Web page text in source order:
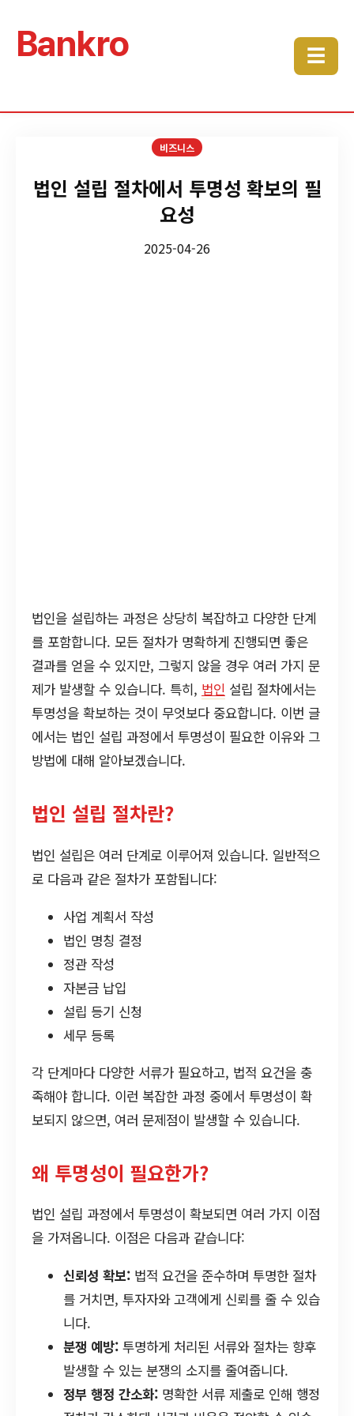
Bankro ☰
비즈니스
법인 설립 절차에서 투명성 확보의 필
요성
2025-04-26
법인을 설립하는 과정은 상당히 복잡하고 다양한 단계
를 포함합니다. 모든 절차가 명확하게 진행되면 좋은
결과를 얻을 수 있지만, 그렇지 않을 경우 여러 가지 문
제가 발생할 수 있습니다. 특히, 법인 설립 절차에서는
투명성을 확보하는 것이 무엇보다 중요합니다. 이번 글
에서는 법인 설립 과정에서 투명성이 필요한 이유와 그
방법에 대해 알아보겠습니다.
법인 설립 절차란?
법인 설립은 여러 단계로 이루어져 있습니다. 일반적으
로 다음과 같은 절차가 포함됩니다:
사업 계획서 작성
법인 명칭 결정
정관 작성
자본금 납입
설립 등기 신청
세무 등록
각 단계마다 다양한 서류가 필요하고, 법적 요건을 충
족해야 합니다. 이런 복잡한 과정 중에서 투명성이 확
보되지 않으면, 여러 문제점이 발생할 수 있습니다.
왜 투명성이 필요한가?
법인 설립 과정에서 투명성이 확보되면 여러 가지 이점
을 가져옵니다. 이점은 다음과 같습니다:
신뢰성 확보: 법적 요건을 준수하며 투명한 절차
를 거치면, 투자자와 고객에게 신뢰를 줄 수 있습
니다.
분쟁 예방: 투명하게 처리된 서류와 절차는 향후
발생할 수 있는 분쟁의 소지를 줄여줍니다.
정부 행정 간소화: 명확한 서류 제출로 인해 행정